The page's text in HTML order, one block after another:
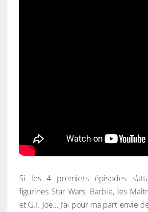
Si les 4 premiers épisodes
figurines Star Wars, Barbie, les
et G.I. Joe… J’ai pour ma part envie